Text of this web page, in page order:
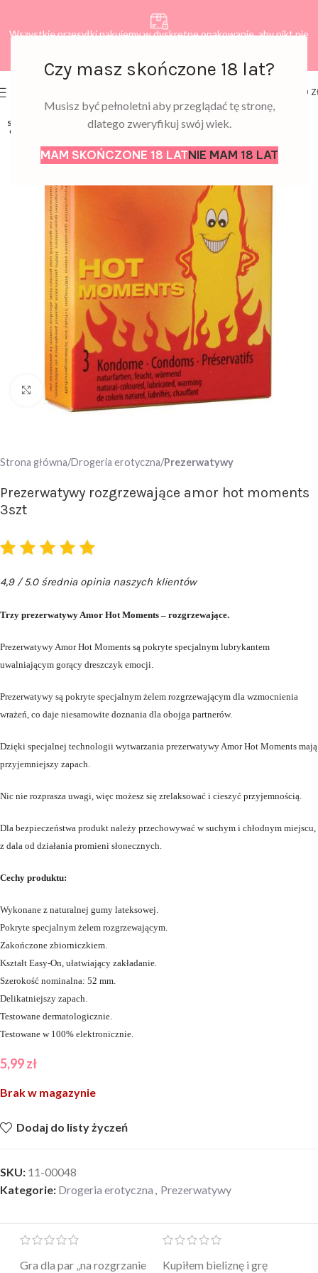
Czy masz skończone 18 lat?
Musisz być pełnoletni aby przeglądać tę stronę,
dlatego zweryfikuj swój wiek.
MAM SKOŃCZONE 18 LATNIE MAM 18 LAT
Wszystkie przesyłki pakujemy w dyskretne opakowanie, aby nikt nie
0,00
SOLD
OUT
Click to enlarge
Strona główna Drogeria erotyczna Prezerwatywy
Prezerwatywy rozgrzewające amor hot moments
3szt
4,9 / 5.0 średnia opinia naszych klientów
Trzy prezerwatywy Amor Hot Moments – rozgrzewające.
Prezerwatywy Amor Hot Moments są pokryte specjalnym lubrykantem
uwalniającym gorący dreszczyk emocji.
Prezerwatywy są pokryte specjalnym żelem rozgrzewającym dla wzmocnienia
wrażeń, co daje niesamowite doznania dla obojga partnerów.
Dzięki specjalnej technologii wytwarzania prezerwatywy Amor Hot Moments mają
przyjemniejszy zapach.
Nic nie rozprasza uwagi, więc możesz się zrelaksować i cieszyć przyjemnością.
Dla bezpieczeństwa produkt należy przechowywać w suchym i chłodnym miejscu,
z dala od działania promieni słonecznych.
Cechy produktu:
Wykonane z naturalnej gumy lateksowej.
Pokryte specjalnym żelem rozgrzewającym.
Zakończone zbiorniczkiem.
Kształt Easy-On, ułatwiający zakładanie.
Szerokość nominalna: 52 mm.
Delikatniejszy zapach.
Testowane dermatologicznie.
Testowane w 100% elektronicznie.
5,99zł
Brak w magazynie
Dodaj do listy życzeń
SKU: 11-00048
Kategorie: Drogeria erotyczna Prezerwatywy
Mini masażer jest…
Ten żel intymny to był